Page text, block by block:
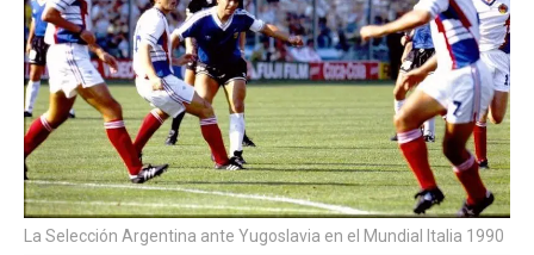
La Selección Argentina ante Yugoslavia en el Mundial Italia 1990